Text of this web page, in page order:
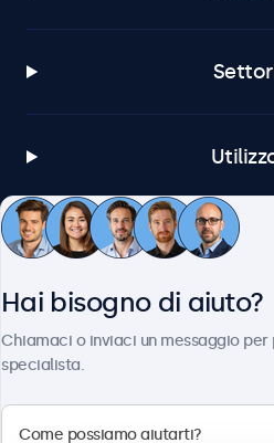
Servizio
Hai bisogno di aiuto?
Chiamaci o inviaci un messaggio per
specialista.